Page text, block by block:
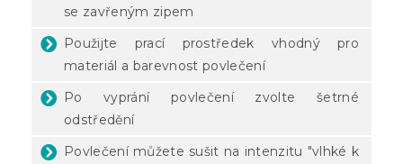
se zavřeným zipem
Použijte prací prostředek vhodný pro
materiál a barevnost povlečení
Po vyprání povlečení zvolte šetrné
odstředění
Povlečení můžete sušit na intenzitu "vlhké k